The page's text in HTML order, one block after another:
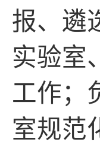
报、遴
实验室
工作；
室规范